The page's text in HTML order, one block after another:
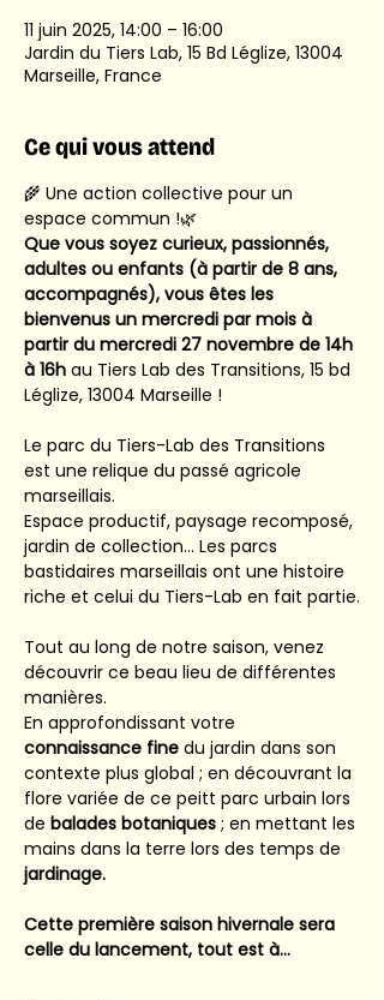
11 juin 2025, 14:00 – 16:00
Jardin du Tiers Lab, 15 Bd Léglize, 13004
Marseille, France
Ce qui vous attend
🌾 Une action collective pour un
espace commun !🌿
Que vous soyez curieux, passionnés,
adultes ou enfants (à partir de 8 ans,
accompagnés), vous êtes les
bienvenus un mercredi par mois à
partir du mercredi 27 novembre de 14h
à 16h au Tiers Lab des Transitions, 15 bd
Léglize, 13004 Marseille !
Le parc du Tiers-Lab des Transitions
est une relique du passé agricole
marseillais.
Espace productif, paysage recomposé,
jardin de collection... Les parcs
bastidaires marseillais ont une histoire
riche et celui du Tiers-Lab en fait partie.
Tout au long de notre saison, venez
découvrir ce beau lieu de différentes
manières.
En approfondissant votre
connaissance fine du jardin dans son
contexte plus global ; en découvrant la
flore variée de ce peitt parc urbain lors
de balades botaniques ; en mettant les
mains dans la terre lors des temps de
jardinage.
Cette première saison hivernale sera
celle du lancement, tout est à…